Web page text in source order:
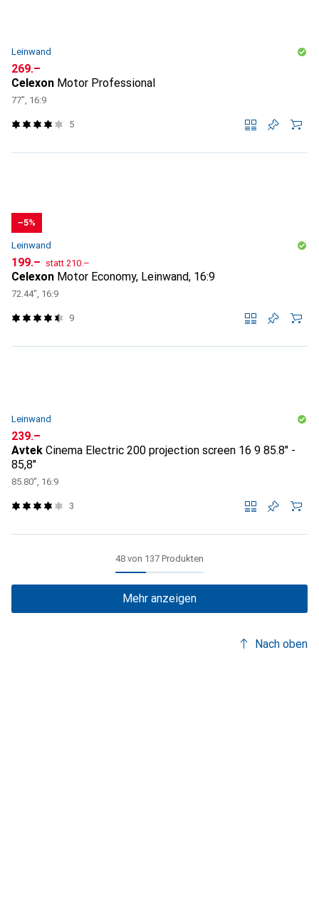
Leinwand
CHF
269.–
Celexon Motor Professional
77", 16:9
5
−5%
Leinwand
CHF
199.– statt CHF
210.–
Celexon Motor Economy, Leinwand, 16:9
72.44", 16:9
9
Leinwand
CHF
239.–
Avtek Cinema Electric 200 projection screen 16 9 85.8" -
85,8"
85.80", 16:9
3
48 von 137 Produkten
Mehr anzeigen
Nach oben